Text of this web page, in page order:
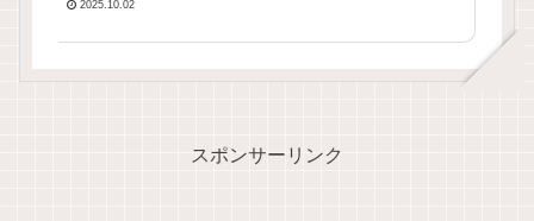
2025.10.02
スポンサーリンク